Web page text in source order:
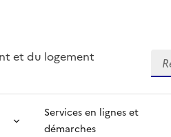
et du logement
Services en lignes et
démarches